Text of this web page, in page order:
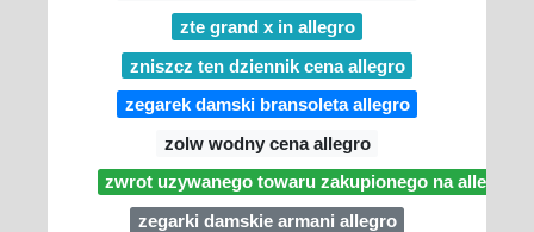
zte grand x in allegro
zniszcz ten dziennik cena allegro
zegarek damski bransoleta allegro
zolw wodny cena allegro
zwrot uzywanego towaru zakupionego na allegro
zegarki damskie armani allegro